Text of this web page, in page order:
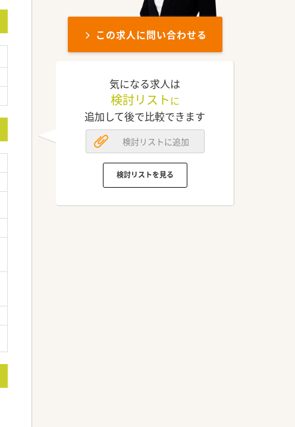
この求人に問い合わせる
気になる求人は
検討リスト に
追加して後で比較できます
検討リストに追加
検討リストを見る